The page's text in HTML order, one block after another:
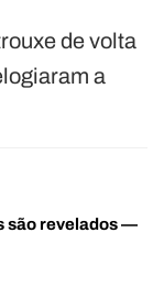
de volta
a
são revelados —